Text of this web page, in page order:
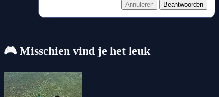
Annuleren Beantwoorden
🎮 Misschien vind je het leuk